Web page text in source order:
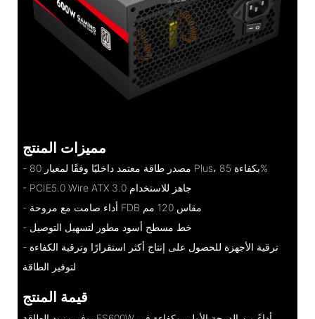
مميزات المنتج
- مصدر طاقة معتمد داخليًا وفقًا لمعيار 80 Plus، بكفاءة 85%
- PCIE5.0 Wire ATX 3.0 جاهز للاستخدام
- أداء صامت مع مروحة FDB مقاس 120 مم
- خط مسطح أسود مطور لتسهيل التوصيل
- ترقية الأجهزة للحصول على إنتاج أكثر استقرارًا وترقية الكفاءة
لتوفير الطاقة
قيمة المنتج